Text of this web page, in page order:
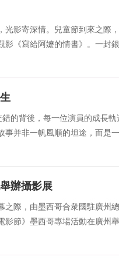
影寄深情。兒童節到來之際
《寫給阿嬷的情書》。一封
的背後，每一位演員的成長
事并非一帆風順的坦途，而是
辦攝影展
際，由墨西哥合衆國駐廣州
節》墨西哥專場活動在廣州